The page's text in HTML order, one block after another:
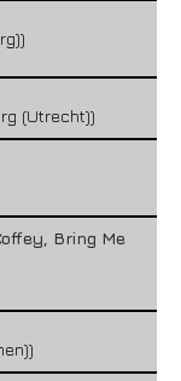
(Utrecht))
Bring Me